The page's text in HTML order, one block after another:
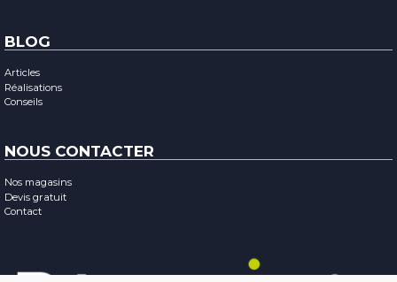
BLOG
Articles
Réalisations
Conseils
NOUS CONTACTER
Nos magasins
Devis gratuit
Contact